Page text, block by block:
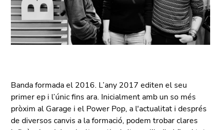
Banda formada el 2016. L’any 2017 editen el seu
primer ep i l’únic fins ara. Inicialment amb un so més
pròxim al Garage i el Power Pop, a l'actualitat i després
de diversos canvis a la formació, podem trobar clares